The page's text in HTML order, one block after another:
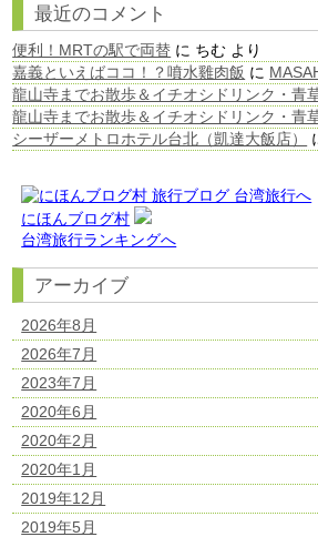
最近のコメント
便利！MRTの駅で両替 に ちむ より
嘉義といえばココ！？噴水雞肉飯 に
龍山寺までお散歩＆イチオシドリンク・青
龍山寺までお散歩＆イチオシドリンク・青
シーザーメトロホテル台北（凱達大飯店）
にほんブログ村
台湾旅行ランキングへ
アーカイブ
2026年8月
2026年7月
2023年7月
2020年6月
2020年2月
2020年1月
2019年12月
2019年5月